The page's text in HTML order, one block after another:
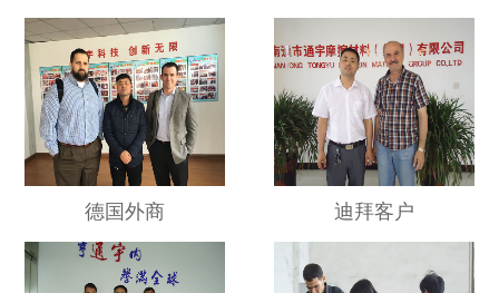
联系我们
德国外商 迪拜客户